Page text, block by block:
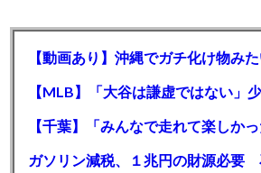
【動画あり】沖縄でガチ化け物み